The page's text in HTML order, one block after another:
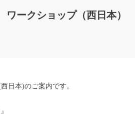
ークショップ（西日本）
日本)のご案内です。